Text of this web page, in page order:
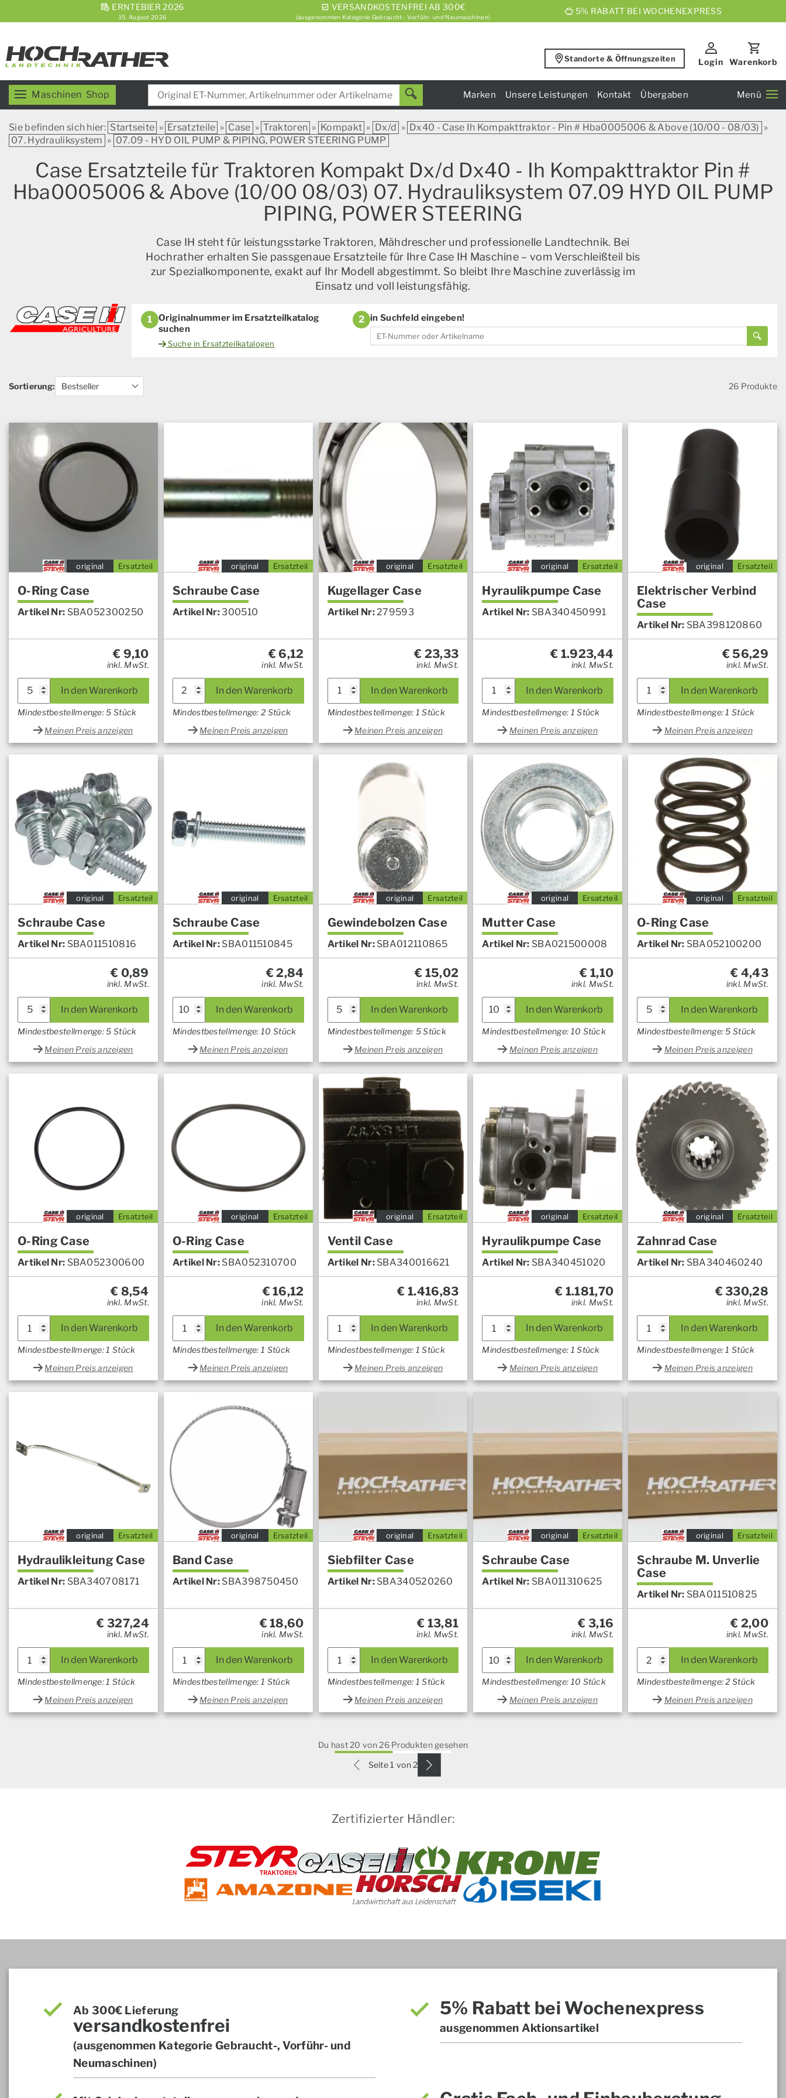
ERNTEBIER 2026
15. August 2026
VERSANDKOSTENFREI AB 300€
(ausgenommen Kategorie Gebraucht-, Vorführ- und Neumaschinen)
5% RABATT BEI WOCHENEXPRESS
Standorte & Öffnungszeiten Login Warenkorb
Maschinen Shop Marken Unsere Leistungen Kontakt Übergaben Menü
Sie befinden sich hier: Startseite » Ersatzteile » Case » Traktoren » Kompakt » Dx/d » Dx40 - Case Ih Kompakttraktor - Pin # Hba0005006 & Above (10/00 - 08/03) »
07. Hydrauliksystem » 07.09 - HYD OIL PUMP & PIPING, POWER STEERING PUMP
Case Ersatzteile für Traktoren Kompakt Dx/d Dx40 - Ih Kompakttraktor Pin #
Hba0005006 & Above (10/00 08/03) 07. Hydrauliksystem 07.09 HYD OIL PUMP
PIPING, POWER STEERING
Case IH steht für leistungsstarke Traktoren, Mähdrescher und professionelle Landtechnik. Bei
Hochrather erhalten Sie passgenaue Ersatzteile für Ihre Case IH Maschine – vom Verschleißteil bis
zur Spezialkomponente, exakt auf Ihr Modell abgestimmt. So bleibt Ihre Maschine zuverlässig im
Einsatz und voll leistungsfähig.
1
Originalnummer im Ersatzteilkatalog
suchen
Suche in Ersatzteilkatalogen
2 in Suchfeld eingeben!
Sortierung: 26 Produkte
Ersatzteil
original
O-Ring Case
Artikel Nr: SBA052300250
€ 9,10
inkl. MwSt.
In den Warenkorb
Mindestbestellmenge: 5 Stück
Meinen Preis anzeigen
Ersatzteil
original
Schraube Case
Artikel Nr:300510
€ 6,12
inkl. MwSt.
In den Warenkorb
Mindestbestellmenge: 2 Stück
Meinen Preis anzeigen
Ersatzteil
original
Kugellager Case
Artikel Nr: 279593
€ 23,33
inkl. MwSt.
In den Warenkorb
Mindestbestellmenge: 1 Stück
Meinen Preis anzeigen
Ersatzteil
original
Hyraulikpumpe Case
Artikel Nr: SBA340450991
€ 1.923,44
inkl. MwSt.
In den Warenkorb
Mindestbestellmenge: 1 Stück
Meinen Preis anzeigen
Ersatzteil
original
Elektrischer Verbind
Case
Artikel Nr: SBA398120860
€56,29
inkl. MwSt.
In den Warenkorb
Mindestbestellmenge: 1 Stück
Meinen Preis anzeigen
Ersatzteil
original
Schraube Case
Artikel Nr: SBA011510816
€ 0,89
inkl. MwSt.
In den Warenkorb
Mindestbestellmenge: 5 Stück
Meinen Preis anzeigen
Ersatzteil
original
Schraube Case
Artikel Nr: SBA011510845
€2,84
inkl. MwSt.
In den Warenkorb
Mindestbestellmenge: 10 Stück
Meinen Preis anzeigen
Ersatzteil
original
Gewindebolzen Case
Artikel Nr: SBA012110865
€ 15,02
inkl. MwSt.
In den Warenkorb
Mindestbestellmenge: 5 Stück
Meinen Preis anzeigen
Ersatzteil
original
Mutter Case
Artikel Nr: SBA021500008
€ 1,10
inkl. MwSt.
In den Warenkorb
Mindestbestellmenge: 10 Stück
Meinen Preis anzeigen
Ersatzteil
original
O-Ring Case
Artikel Nr: SBA052100200
€ 4,43
inkl. MwSt.
In den Warenkorb
Mindestbestellmenge: 5 Stück
Meinen Preis anzeigen
Ersatzteil
original
O-Ring Case
Artikel Nr: SBA052300600
€ 8,54
inkl. MwSt.
In den Warenkorb
Mindestbestellmenge: 1 Stück
Meinen Preis anzeigen
Ersatzteil
original
O-Ring Case
Artikel Nr: SBA052310700
€16,12
inkl. MwSt.
In den Warenkorb
Mindestbestellmenge: 1 Stück
Meinen Preis anzeigen
Ersatzteil
original
Ventil Case
Artikel Nr: SBA340016621
€ 1.416,83
inkl. MwSt.
In den Warenkorb
Mindestbestellmenge: 1 Stück
Meinen Preis anzeigen
Ersatzteil
original
Hyraulikpumpe Case
Artikel Nr: SBA340451020
€ 1.181,70
inkl. MwSt.
In den Warenkorb
Mindestbestellmenge: 1 Stück
Meinen Preis anzeigen
Ersatzteil
original
Zahnrad Case
Artikel Nr: SBA340460240
€330,28
inkl. MwSt.
In den Warenkorb
Mindestbestellmenge: 1 Stück
Meinen Preis anzeigen
Ersatzteil
original
Hydraulikleitung Case
Artikel Nr: SBA340708171
€ 327,24
inkl. MwSt.
In den Warenkorb
Mindestbestellmenge: 1 Stück
Meinen Preis anzeigen
Ersatzteil
original
Band Case
Artikel Nr: SBA398750450
€18,60
inkl. MwSt.
In den Warenkorb
Mindestbestellmenge: 1 Stück
Meinen Preis anzeigen
Ersatzteil
original
Siebfilter Case
Artikel Nr: SBA340520260
€ 13,81
inkl. MwSt.
In den Warenkorb
Mindestbestellmenge: 1 Stück
Meinen Preis anzeigen
Ersatzteil
original
Schraube Case
Artikel Nr: SBA011310625
€ 3,16
inkl. MwSt.
In den Warenkorb
Mindestbestellmenge: 10 Stück
Meinen Preis anzeigen
Ersatzteil
original
Schraube M. Unverlie
Case
Artikel Nr: SBA011510825
€ 2,00
inkl. MwSt.
In den Warenkorb
Mindestbestellmenge: 2 Stück
Meinen Preis anzeigen
Du hast 20 von 26 Produkten gesehen
Seite 1 von 2
Zertifizierter Händler:
Ab 300€ Lieferung
versandkostenfrei
(ausgenommen Kategorie Gebraucht-, Vorführ- und
Neumaschinen)
5% Rabatt bei Wochenexpress
ausgenommen Aktionsartikel